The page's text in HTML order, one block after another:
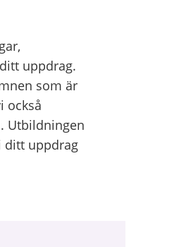
uppdrag.
som är
också
Utbildningen
ditt uppdrag